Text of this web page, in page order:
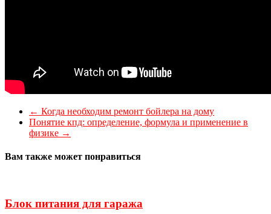
← Когда необходим ремонт бойлера на дому
Понятие кпд: определение, формула и применение в
физике →
Вам также может понравиться
Блок питания для гаража